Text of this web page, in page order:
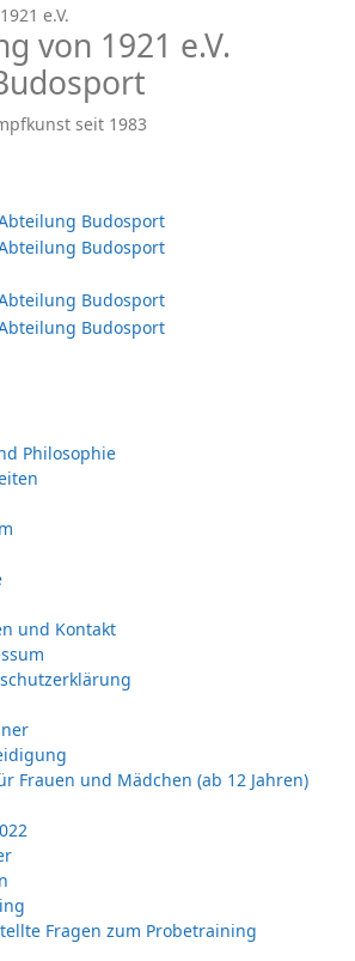
von 1921 e.V.
seit 1983
Philosophie
und Kontakt
Frauen und Mädchen (ab 12 Jahren)
Fragen zum Probetraining